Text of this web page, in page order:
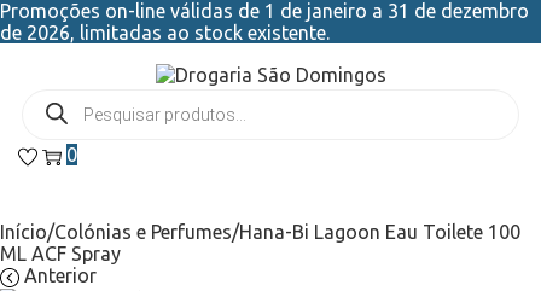
Promoções on-line válidas de 1 de janeiro a 31 de dezembro
de 2026, limitadas ao stock existente.
0
Início/Colónias e Perfumes/Hana-Bi Lagoon Eau Toilete 100
ML ACF Spray
Anterior